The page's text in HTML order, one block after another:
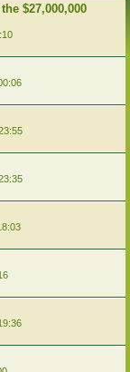
$27,000,000